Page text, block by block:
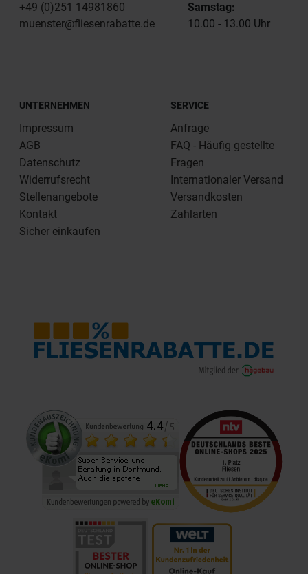
+49 (0)251 14981860
muenster@fliesenrabatte.de
Samstag:
10.00 - 13.00 Uhr
UNTERNEHMEN
Impressum
AGB
Datenschutz
Widerrufsrecht
Stellenangebote
Kontakt
Sicher einkaufen
SERVICE
Anfrage
FAQ - Häufig gestellte
Fragen
Internationaler Versand
Versandkosten
Zahlarten